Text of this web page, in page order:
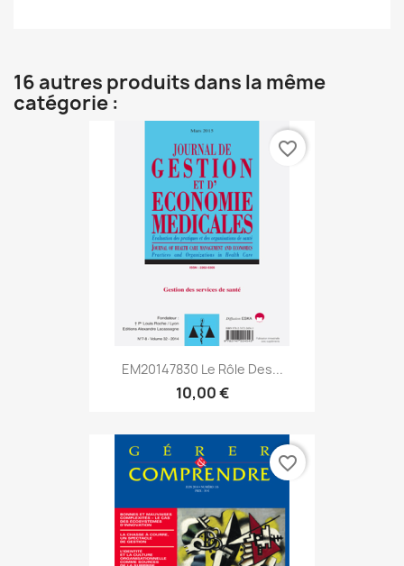
16 autres produits dans la même
catégorie :
EM20147830 Le Rôle Des...
10,00 €
favorite_border
favorite_border